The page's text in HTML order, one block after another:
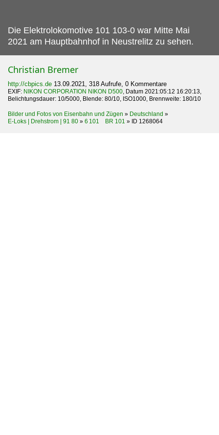
Die Elektrolokomotive 101 103-0 war Mitte Mai
2021 am Hauptbahnhof in Neustrelitz zu sehen.
Christian Bremer
http://cbpics.de 13.09.2021, 318 Aufrufe, 0 Kommentare
EXIF: NIKON CORPORATION NIKON D500, Datum 2021:05:12 16:20:13,
Belichtungsdauer: 10/5000, Blende: 80/10, ISO1000, Brennweite: 180/10
Bilder und Fotos von Eisenbahn und Zügen » Deutschland »
E-Loks | Drehstrom | 91 80 » 6 101 BR 101 » ID 1268064